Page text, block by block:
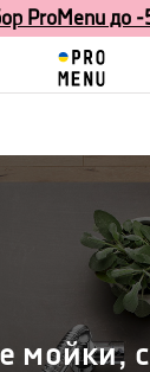
ProMenu до
мойки,